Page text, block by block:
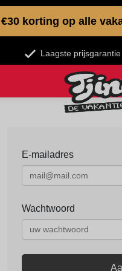
€30 korting op alle
Laagste prijsgarantie
E-mailadres
Wachtwoord